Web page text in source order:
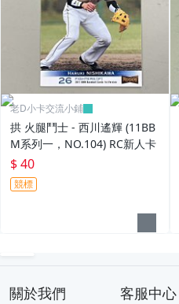
老D小卡交流小鋪
拱 火腿鬥士 - 西川遙輝 (11BB
M系列一，NO.104) RC新人卡
$ 40
競標
關於我們 客服中心